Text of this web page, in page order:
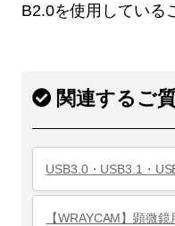
B2.0を使用している
関連するご
USB3.0・USB3.1・
【WRAYCAM】顕微